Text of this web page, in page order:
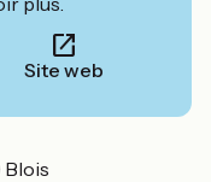
Site web
Blois